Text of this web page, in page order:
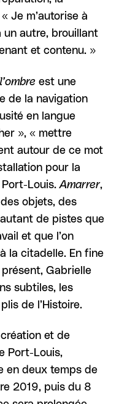
Je m’autorise à
un autre, brouillant
et contenu. »
est une
de la navigation
en langue
», « mettre
autour de ce mot
pour la
Port-Louis.Amarrer,
des objets, des
de pistes que
et que l’on
la citadelle. En fine
Gabrielle
subtiles, les
de l’Histoire.
et de
Port-Louis,
en deux temps de
2019, puis du 8